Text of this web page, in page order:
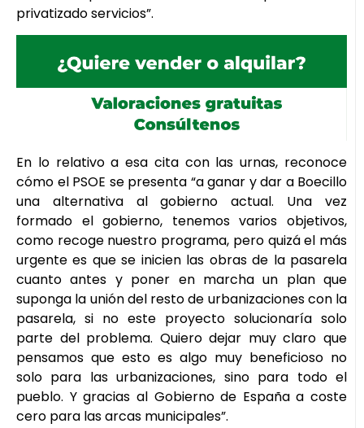
privatizado servicios”.
En lo relativo a esa cita con las urnas, reconoce
cómo el PSOE se presenta “a ganar y dar a Boecillo
una alternativa al gobierno actual. Una vez
formado el gobierno, tenemos varios objetivos,
como recoge nuestro programa, pero quizá el más
urgente es que se inicien las obras de la pasarela
cuanto antes y poner en marcha un plan que
suponga la unión del resto de urbanizaciones con la
pasarela, si no este proyecto solucionaría solo
parte del problema. Quiero dejar muy claro que
pensamos que esto es algo muy beneficioso no
solo para las urbanizaciones, sino para todo el
pueblo. Y gracias al Gobierno de España a coste
cero para las arcas municipales”.